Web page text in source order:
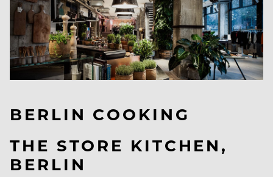
BERLIN COOKING
THE STORE KITCHEN,
BERLIN